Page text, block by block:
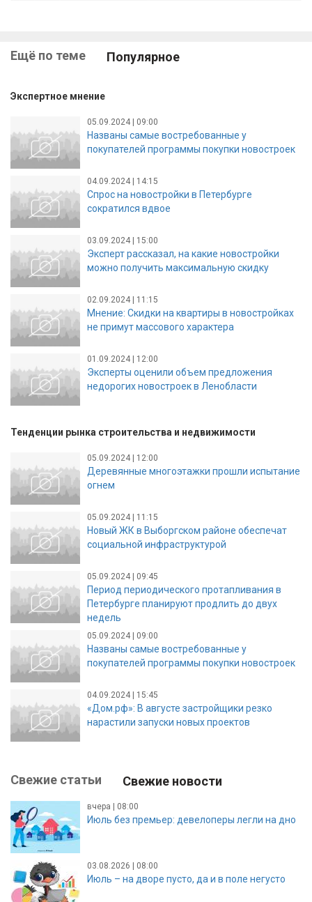
Ещё по теме Популярное
Экспертное мнение
05.09.2024 | 09:00
Названы самые востребованные у
покупателей программы покупки новостроек
04.09.2024 | 14:15
Спрос на новостройки в Петербурге
сократился вдвое
03.09.2024 | 15:00
Эксперт рассказал, на какие новостройки
можно получить максимальную скидку
02.09.2024 | 11:15
Мнение: Скидки на квартиры в новостройках
не примут массового характера
01.09.2024 | 12:00
Эксперты оценили объем предложения
недорогих новостроек в Ленобласти
Тенденции рынка строительства и недвижимости
05.09.2024 | 12:00
Деревянные многоэтажки прошли испытание
огнем
05.09.2024 | 11:15
Новый ЖК в Выборгском районе обеспечат
социальной инфраструктурой
05.09.2024 | 09:45
Период периодического протапливания в
Петербурге планируют продлить до двух
недель
05.09.2024 | 09:00
Названы самые востребованные у
покупателей программы покупки новостроек
04.09.2024 | 15:45
«Дом.рф»: В августе застройщики резко
нарастили запуски новых проектов
Свежие статьи Свежие новости
вчера | 08:00
Июль без премьер: девелоперы легли на дно
03.08.2026 | 08:00
Июль – на дворе пусто, да и в поле негусто